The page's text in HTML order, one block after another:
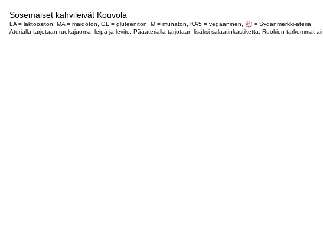
Sosemaiset kahvileivät Kouvola
LA = laktoositon, MA = maidoton, GL = gluteeniton, M = munaton, KA5 = vegaaninen,
= Sydänmerkki-ateria
Aterialla tarjotaan ruokajuoma, leipä ja levite. Pääaterialla tarjotaan lisäksi salaatinkastiketta. Ruokien tarkemmat